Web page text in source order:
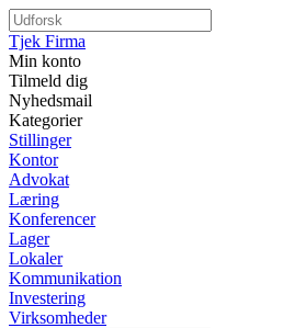
Tjek Firma
Min konto
Tilmeld dig
Nyhedsmail
Kategorier
Stillinger
Kontor
Advokat
Læring
Konferencer
Lager
Lokaler
Kommunikation
Investering
Virksomheder